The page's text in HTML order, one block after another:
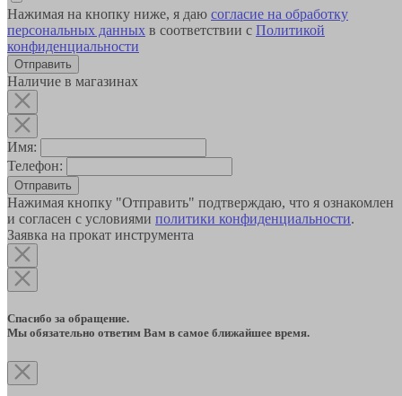
Нажимая на кнопку ниже, я даю согласие на обработку
персональных данных в соответствии с Политикой
конфиденциальности
Наличие в магазинах
Имя:
Телефон:
Отправить
Нажимая кнопку "Отправить" подтверждаю, что я ознакомлен
и согласен с условиями политики конфиденциальности.
Заявка на прокат инструмента
Спасибо за обращение.
Мы обязательно ответим Вам в самое ближайшее время.